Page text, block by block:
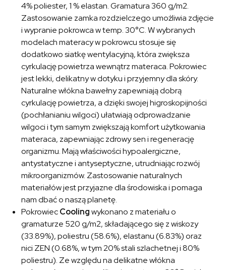
4% poliester, 1 % elastan. Gramatura 360 g/m2.
Zastosowanie zamka rozdzielczego umożliwia zdjęcie
i wypranie pokrowca w temp. 30°C. W wybranych
modelach materacy w pokrowcu stosuje się
dodatkowo siatkę wentylacyjną, która zwiększa
cyrkulację powietrza wewnątrz materaca. Pokrowiec
jest lekki, delikatny w dotyku i przyjemny dla skóry.
Naturalne włókna bawełny zapewniają dobrą
cyrkulację powietrza, a dzięki swojej higroskopijności
(pochłanianiu wilgoci) ułatwiają odprowadzanie
wilgoci i tym samym zwiększają komfort użytkowania
materaca, zapewniając zdrowy sen i regenerację
organizmu. Mają właściwości hypoalergiczne,
antystatyczne i antyseptyczne, utrudniając rozwój
mikroorganizmów. Zastosowanie naturalnych
materiałów jest przyjazne dla środowiska i pomaga
nam dbać o naszą planetę.
PokrowiecCoolingwykonano z materiału o
gramaturze 520 g/m2, składającego się z wiskozy
(33.89%), poliestru (58.6%), elastanu (6.83%) oraz
nici ZEN (0.68%, w tym 20% stali szlachetnej i 80%
poliestru). Ze względu na delikatne włókna